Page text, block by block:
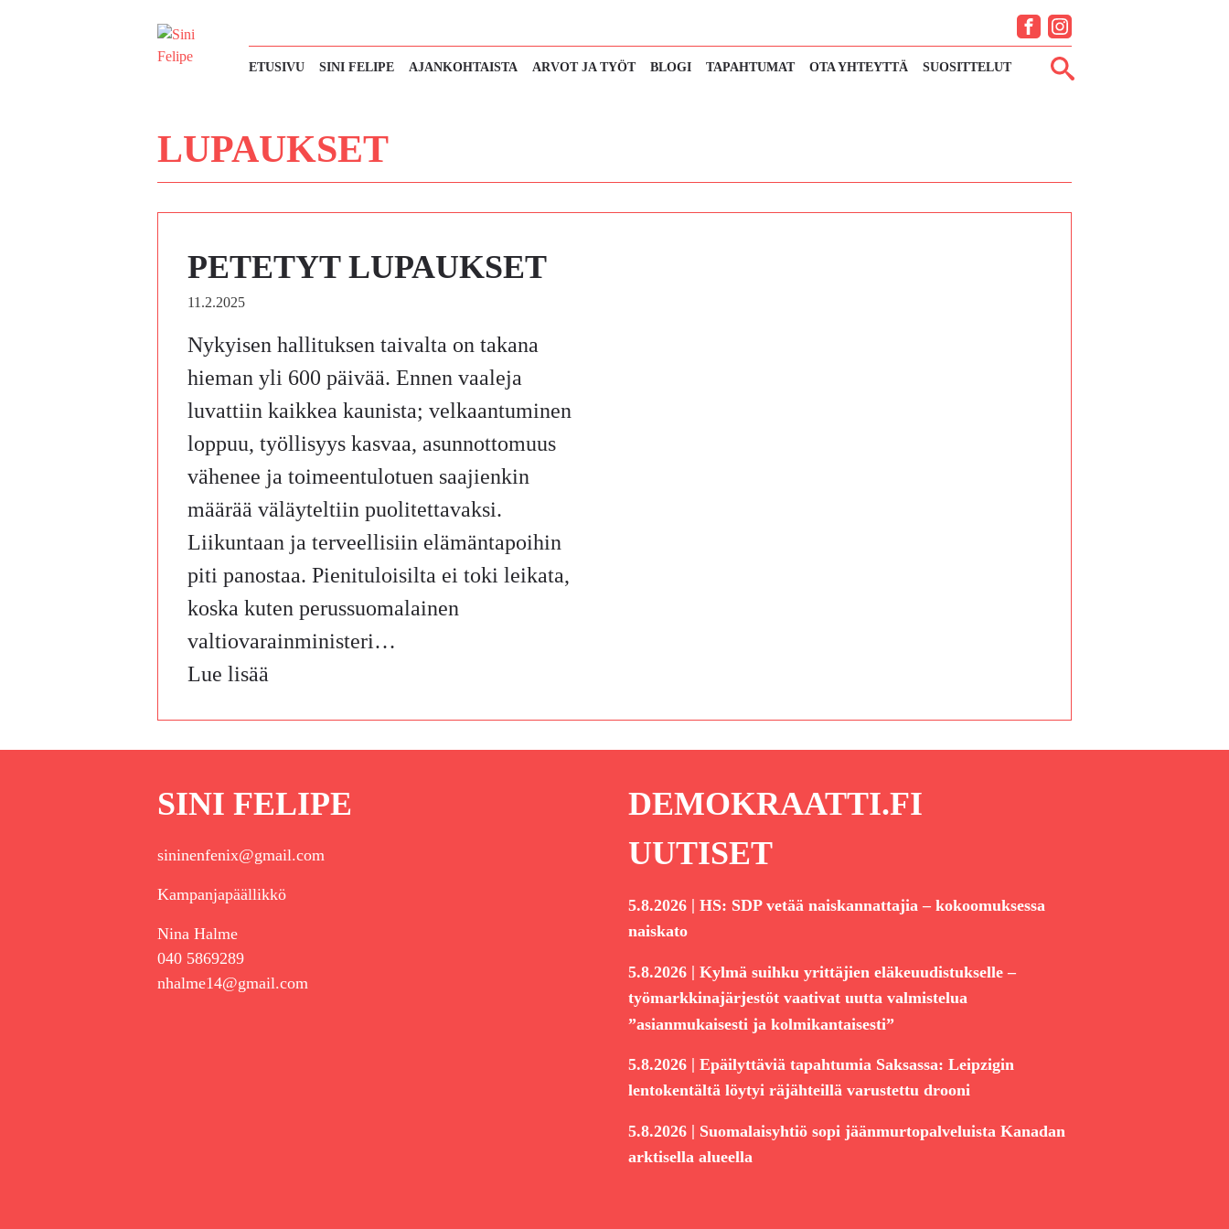
FacebookInstagram
ETUSIVU SINI FELIPE AJANKOHTAISTA ARVOT JA TYÖT BLOGI TAPAHTUMAT OTA YHTEYTTÄ SUOSITTELUT
LUPAUKSET
PETETYT LUPAUKSET
11.2.2025
Nykyisen hallituksen taivalta on takana
hieman yli 600 päivää. Ennen vaaleja
luvattiin kaikkea kaunista; velkaantuminen
loppuu, työllisyys kasvaa, asunnottomuus
vähenee ja toimeentulotuen saajienkin
määrää väläyteltiin puolitettavaksi.
Liikuntaan ja terveellisiin elämäntapoihin
piti panostaa. Pienituloisilta ei toki leikata,
koska kuten perussuomalainen
valtiovarainministeri…
Lue lisää
SINI FELIPE
sininenfenix@gmail.com
Kampanjapäällikkö
Nina Halme
040 5869289
nhalme14@gmail.com
DEMOKRAATTI.FI
UUTISET
5.8.2026 | HS: SDP vetää naiskannattajia – kokoomuksessa
naiskato
5.8.2026 | Kylmä suihku yrittäjien eläkeuudistukselle –
työmarkkinajärjestöt vaativat uutta valmistelua
”asianmukaisesti ja kolmikantaisesti”
5.8.2026 | Epäilyttäviä tapahtumia Saksassa: Leipzigin
lentokentältä löytyi räjähteillä varustettu drooni
5.8.2026 | Suomalaisyhtiö sopi jäänmurtopalveluista Kanadan
arktisella alueella